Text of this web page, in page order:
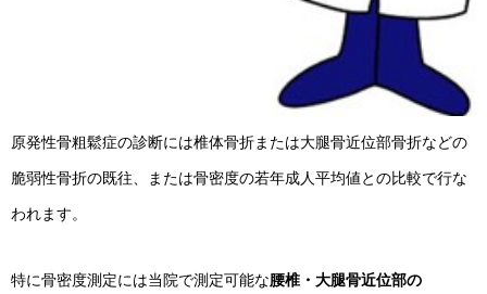
原発性骨粗鬆症の診断には椎体骨折または大腿骨近位部骨折などの
脆弱性骨折の既往、または骨密度の若年成人平均値との比較で行な
われます。
特に骨密度測定には当院で測定可能な腰椎・大腿骨近位部の